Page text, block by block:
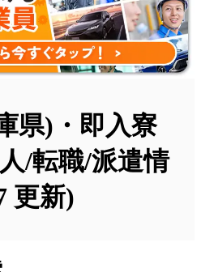
県)・即入寮
/転職/派遣情
更新)